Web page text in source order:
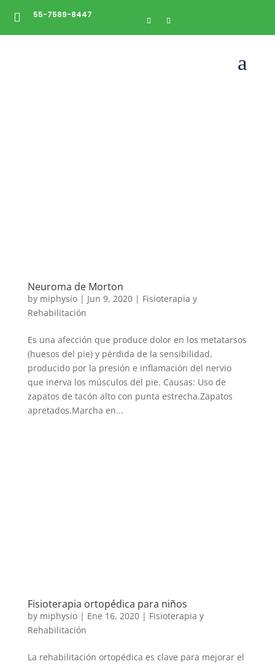
 55-7589-8447
a
Neuroma de Morton
by miphysio| Jun 9, 2020| Fisioterapia y
Rehabilitación
Es una afección que produce dolor en los metatarsos
(huesos del pie) y pérdida de la sensibilidad,
producido por la presión e inflamación del nervio
que inerva los músculos del pie. Causas: Uso de
zapatos de tacón alto con punta estrecha.Zapatos
apretados.Marcha en...
Fisioterapia ortopédica para niños
by miphysio| Ene 16, 2020| Fisioterapia y
Rehabilitación
La rehabilitación ortopédica es clave para mejorar el